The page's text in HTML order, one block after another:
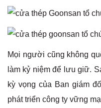
Mọi người cũng không
làm kỷ niệm để lưu giữ.
kỳ vọng của Ban giám
phát triển công ty vững